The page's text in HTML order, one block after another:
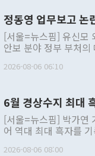
정동영 업무보고 논
[서울=뉴스핌] 유신모
안보 분야 정부 부처
발언 중에는 정부 내
주의적 희망에 근거한
관의 대북 정책 관련
관 부처 장관이 공개
관의 무리한 대북 접근
다. [정동영 통일부 장관이 지난달 23일 오후 서울 종로구 정부서울청사에
2026-08-06 06:10
6월 경상수지 최대
[서울=뉴스핌] 박가연
어 역대 최대 흑자를
2026-08-06 08:00